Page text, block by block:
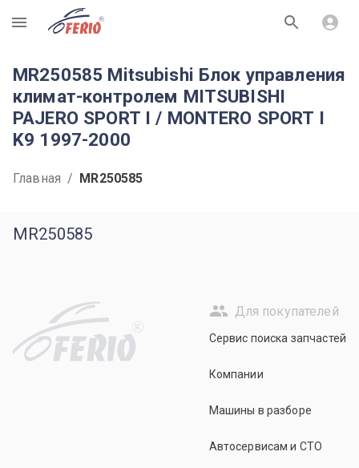
R
MR250585 Mitsubishi Блок управления
климат-контролем MITSUBISHI
PAJERO SPORT I / MONTERO SPORT I
K9 1997-2000
Главная / MR250585
MR250585
R
Для покупателей
Сервис поиска запчастей
Компании
Машины в разборе
Автосервисам и СТО